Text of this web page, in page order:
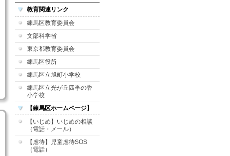
教育関連リンク
練馬区教育委員会
文部科学省
東京都教育委員会
練馬区役所
練馬区立旭町小学校
練馬区立光が丘四季の香
小学校
【練馬区ホームページ】
【いじめ】いじめの相談
（電話・メール）
【虐待】児童虐待SOS
（電話）